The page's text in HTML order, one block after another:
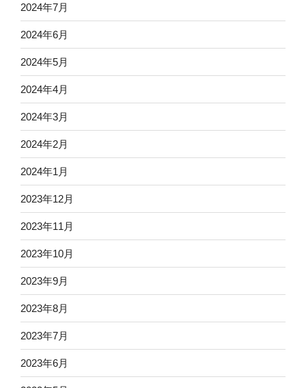
2024年7月
2024年6月
2024年5月
2024年4月
2024年3月
2024年2月
2024年1月
2023年12月
2023年11月
2023年10月
2023年9月
2023年8月
2023年7月
2023年6月